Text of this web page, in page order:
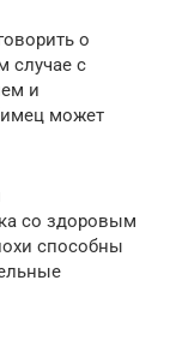
о
случае с
и
может
со здоровым
способны